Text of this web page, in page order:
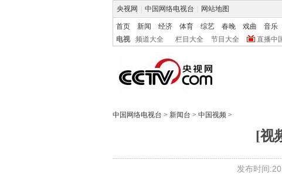
央视网 中国网络电视台 网站地图
首页 新闻 经济 体育 综艺 春晚 戏曲 音乐
电视
频道大全 栏目大全 节目大全 直播中
中国网络电视台 > 新闻台 > 中国视频 >
[视
发布时间